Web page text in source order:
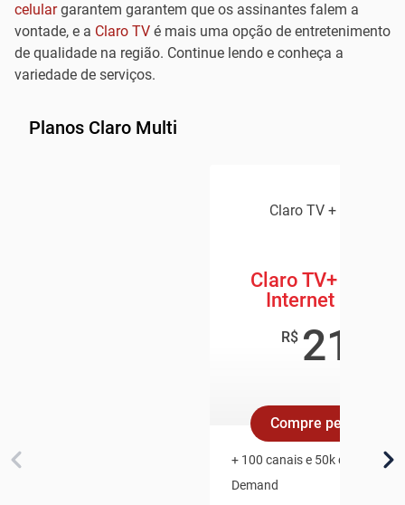
celulargarantem garantem que os assinantes falem a
vontade, e a Claro TV é mais uma opção de entretenimento
de qualidade na região. Continue lendo e conheça a
variedade de serviços.
Planos Claro Multi
Claro TV + Claro
Claro TV+ Box +
Internet 600
R$ 219
Compre pelo
+ 100 canais e 50k de
Demand